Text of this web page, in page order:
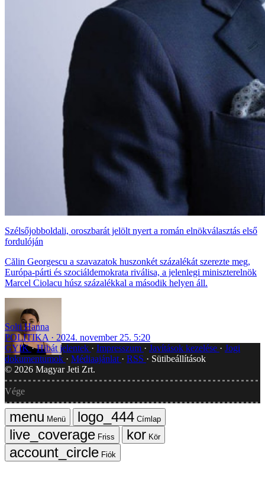
Szélsőjobboldali, oroszbarát jelölt nyert a román elnökválasztás első
fordulóján
Călin Georgescu a szavazatok huszonkét százalékát szerezte meg,
Európa-párti és szociáldemokrata riválisa, a jelenlegi miniszterelnök
Marcel Ciolacu húsz százalékkal a második helyen áll.
Solti Hanna
POLITIKA
2024. november 25. 5:20
GYIK Hibát jelentek Impresszum Javítások kezelése
Jogi
dokumentumok
Médiaajánlat RSS
Sütibeállítások
© 2026 Magyar Jeti Zrt.
Vége
Menü
Címlap
Friss
Kör
Fiók